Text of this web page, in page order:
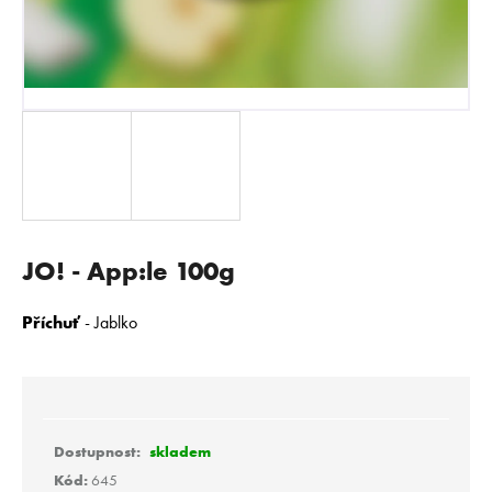
JO! - App:le 100g
Příchuť- Jablko
skladem
Kód: 645
A
J
Í